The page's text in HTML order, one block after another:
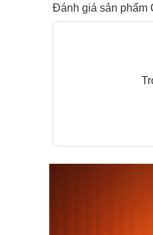
Đánh giá sản phẩm